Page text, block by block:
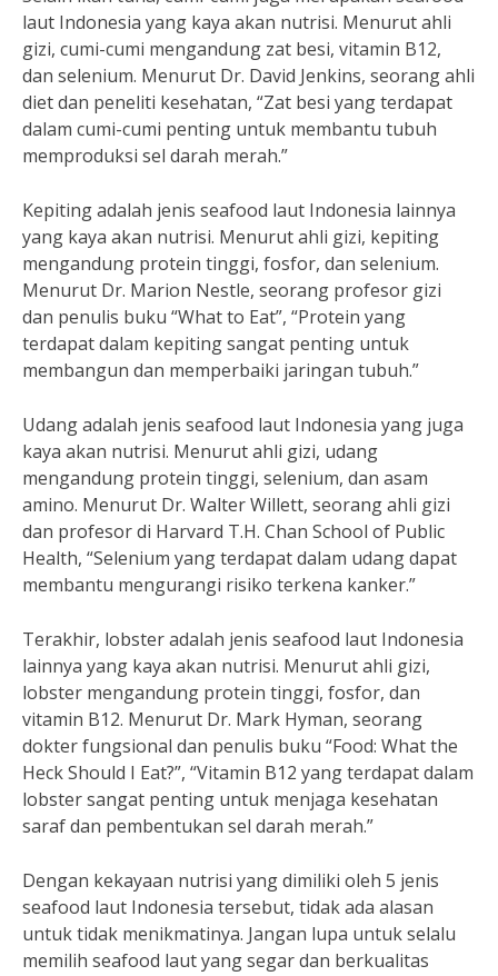
laut Indonesia yang kaya akan nutrisi. Menurut ahli
gizi, cumi-cumi mengandung zat besi, vitamin B12,
dan selenium. Menurut Dr. David Jenkins, seorang ahli
diet dan peneliti kesehatan, “Zat besi yang terdapat
dalam cumi-cumi penting untuk membantu tubuh
memproduksi sel darah merah.”
Kepiting adalah jenis seafood laut Indonesia lainnya
yang kaya akan nutrisi. Menurut ahli gizi, kepiting
mengandung protein tinggi, fosfor, dan selenium.
Menurut Dr. Marion Nestle, seorang profesor gizi
dan penulis buku “What to Eat”, “Protein yang
terdapat dalam kepiting sangat penting untuk
membangun dan memperbaiki jaringan tubuh.”
Udang adalah jenis seafood laut Indonesia yang juga
kaya akan nutrisi. Menurut ahli gizi, udang
mengandung protein tinggi, selenium, dan asam
amino. Menurut Dr. Walter Willett, seorang ahli gizi
dan profesor di Harvard T.H. Chan School of Public
Health, “Selenium yang terdapat dalam udang dapat
membantu mengurangi risiko terkena kanker.”
Terakhir, lobster adalah jenis seafood laut Indonesia
lainnya yang kaya akan nutrisi. Menurut ahli gizi,
lobster mengandung protein tinggi, fosfor, dan
vitamin B12. Menurut Dr. Mark Hyman, seorang
dokter fungsional dan penulis buku “Food: What the
Heck Should I Eat?”, “Vitamin B12 yang terdapat dalam
lobster sangat penting untuk menjaga kesehatan
saraf dan pembentukan sel darah merah.”
Dengan kekayaan nutrisi yang dimiliki oleh 5 jenis
seafood laut Indonesia tersebut, tidak ada alasan
untuk tidak menikmatinya. Jangan lupa untuk selalu
memilih seafood laut yang segar dan berkualitas